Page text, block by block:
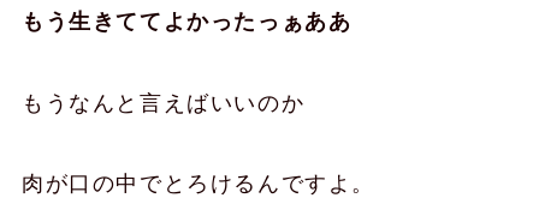
もう生きててよかったっぁああ
もうなんと言えばいいのか
肉が口の中でとろけるんですよ。